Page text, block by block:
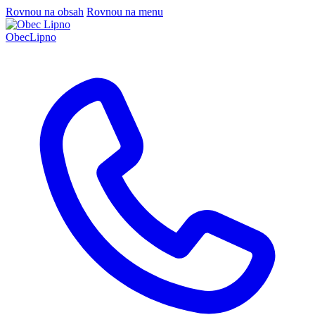
Rovnou na obsah Rovnou na menu
ObecLipno